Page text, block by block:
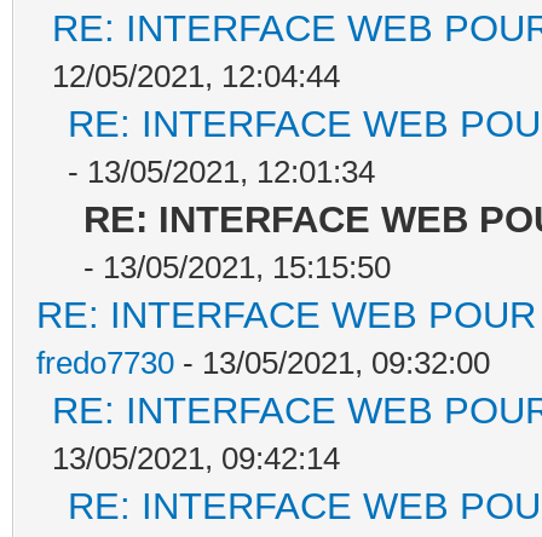
RE: INTERFACE WEB
12/05/2021, 12:04:44
RE: INTERFACE WEB
- 13/05/2021, 12:01:34
RE: INTERFACE WEB
- 13/05/2021, 15:15:50
RE: INTERFACE WEB
fredo7730 - 13/05/2021, 09:32:00
RE: INTERFACE WEB
13/05/2021, 09:42:14
RE: INTERFACE WEB